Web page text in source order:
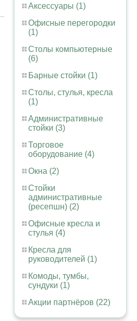
Аксессуары (1)
Офисные перегородки
(1)
Столы компьютерные
(6)
Барные стойки (1)
Столы, стулья, кресла
(1)
Административные
стойки (3)
Торговое
оборудование (4)
Окна (2)
Стойки
административные
(ресепшн) (2)
Офисные кресла и
стулья (4)
Кресла для
руководителей (1)
Комоды, тумбы,
сундуки (1)
Акции партнёров (22)